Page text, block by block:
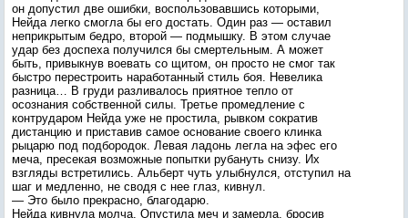
он допустил две ошибки, воспользовавшись которыми,
Нейда легко смогла бы его достать. Один раз — оставил
неприкрытым бедро, второй — подмышку. В этом случае
удар без доспеха получился бы смертельным. А может
быть, привыкнув воевать со щитом, он просто не смог так
быстро перестроить наработанный стиль боя. Невелика
разница… В груди разливалось приятное тепло от
осознания собственной силы. Третье промедление с
контрударом Нейда уже не простила, рывком сократив
дистанцию и приставив самое основание своего клинка
рыцарю под подбородок. Левая ладонь легла на эфес его
меча, пресекая возможные попытки рубануть снизу. Их
взгляды встретились. Альберт чуть улыбнулся, отступил на
шаг и медленно, не сводя с нее глаз, кивнул.
— Это было прекрасно, благодарю.
Нейда кивнула молча. Опустила меч и замерла, бросив